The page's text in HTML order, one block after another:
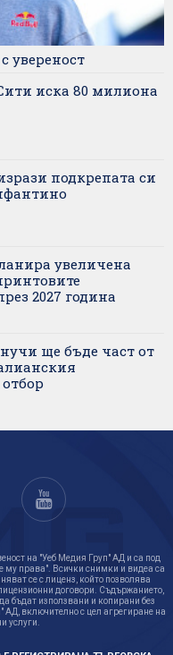
увереност
иска 80 милиона
подкрепата си
увеличена
2027 година
ще бъде част от
на "Уеб Медия Груп" АД и са под
му права". Всички снимки и видеа са
се с лиценз, който позволява
договори. Съдържанието,
бъдат използвани и копирани без
АД, включително с цел агрегиране на
услуги.